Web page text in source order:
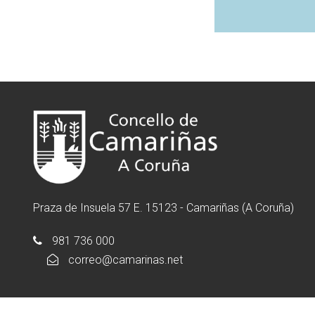
Praza de Insuela 57 E. 15123 - Camariñas (A Coruña)
981 736 000
correo@camarinas.net